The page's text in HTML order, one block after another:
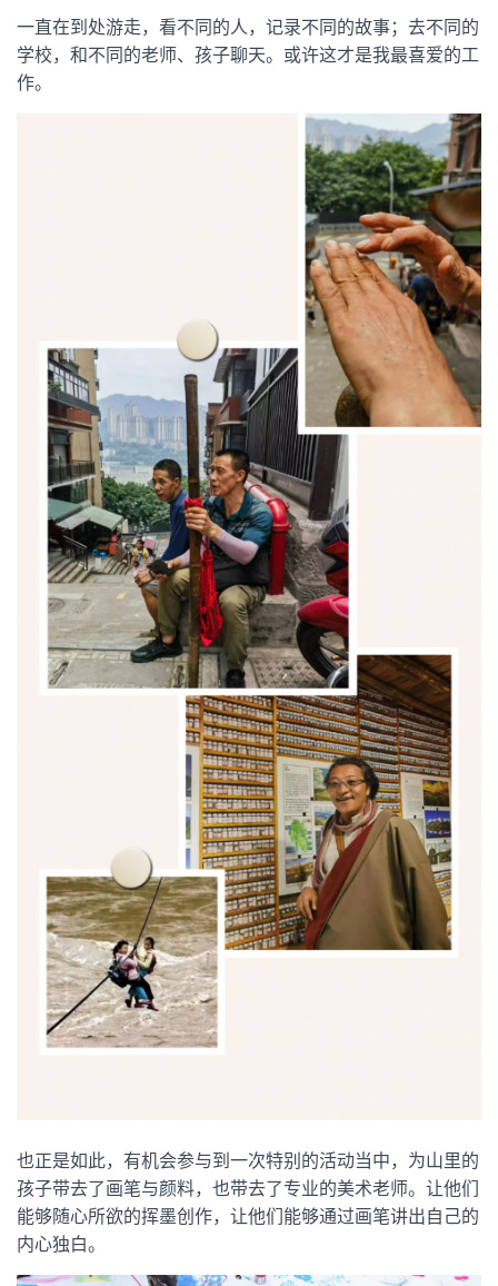
一直在到处游走，看不同的人，记录不同的故事；去不同的
学校，和不同的老师、孩子聊天。或许这才是我最喜爱的工
作。
也正是如此，有机会参与到一次特别的活动当中，为山里的
孩子带去了画笔与颜料，也带去了专业的美术老师。让他们
能够随心所欲的挥墨创作，让他们能够通过画笔讲出自己的
内心独白。